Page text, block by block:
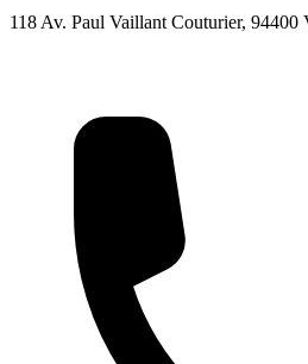
118 Av. Paul Vaillant Couturier, 94400